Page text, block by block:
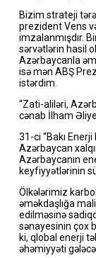
Bizim strateji
prezident Vens
imzalanmışdır.
sərvətlərin hasil
Azərbaycanla
isə mən ABŞ
istərdim.
“Zati-aliləri,
cənab İlham
31-ci “Bakı
Azərbaycan
Azərbaycanın
keyfiyyətlərinin
Ölkələrimiz
əməkdaşlığa
edilməsinə
sənayesinin çox
ki, qlobal enerji
əhəmiyyəti